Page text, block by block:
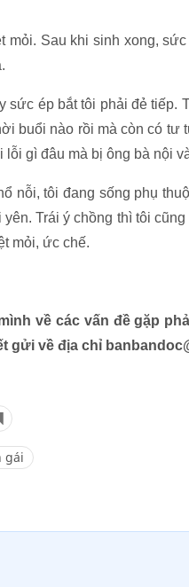
mỏi. Sau khi sinh xong,
sức ép bắt tôi phải đẻ tiếp.
buổi nào rồi mà còn có
gì đâu mà bị ông bà nội
nỗi, tôi đang sống phụ
Trái ý chồng thì tôi
mỏi, ức chế.
về các vấn đề gặp
gửi về địa chỉ
gái